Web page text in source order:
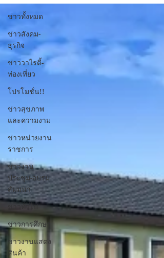
ข่าวทั้งหมด
ข่าวสังคม-
ธุรกิจ
ข่าววาไรตี้-
ท่องเที่ยว
โปรโมชั่น!!
ข่าวสุขภาพ
และความงาม
ข่าวหน่วยงาน
ราชการ
ข่าวงาน
ประชุม-อบรม
สัมมนา
ข่าวทั่วไป
ข่าวการศึกษา
ข่าวงานแสดง
สินค้า